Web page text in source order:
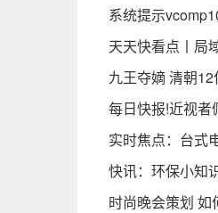
系统提示
天天快看点丨局
九王夺嫡 清朝
每日快报!近视者
实时焦点：台式
快讯：环保小知
时尚晚会策划